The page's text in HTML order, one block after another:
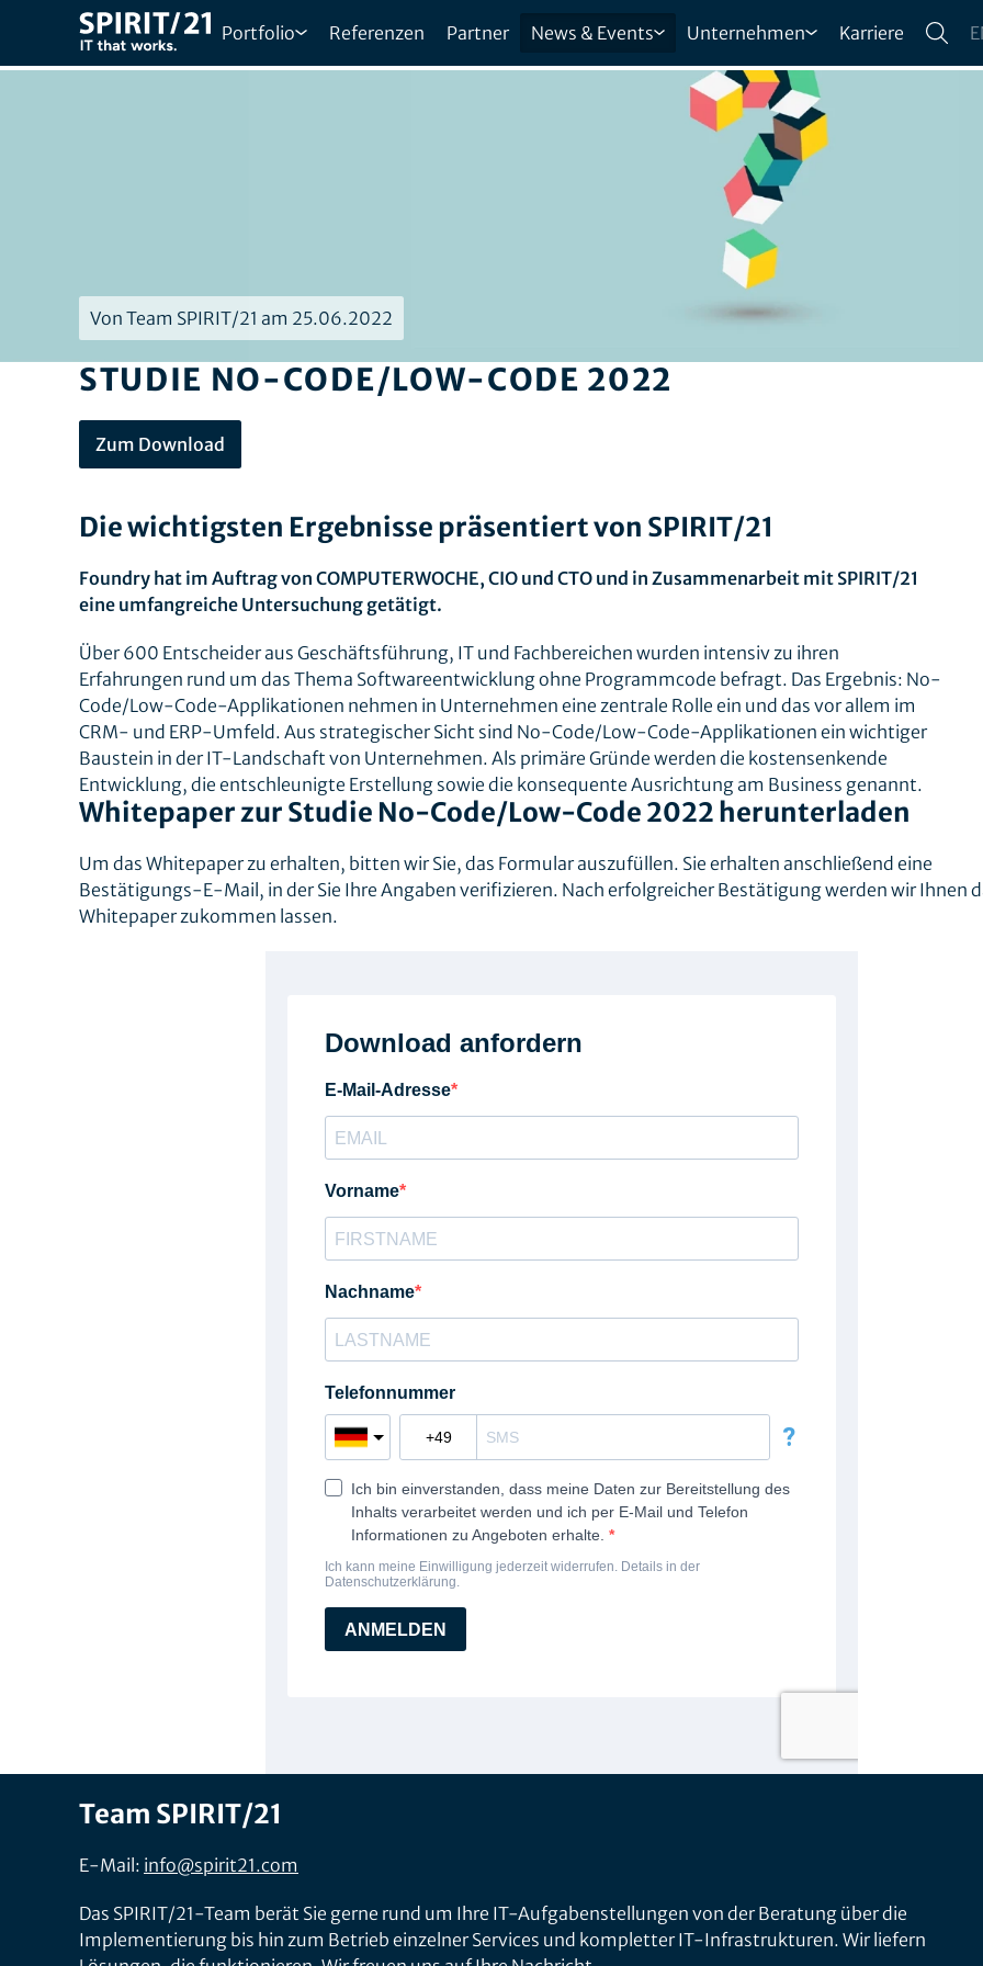
Portfolio Referenzen Partner News & Events Unternehmen Karriere
Von Team SPIRIT/21 am 25.06.2022
STUDIE NO-CODE/LOW-CODE 2022
Zum Download
Die wichtigsten Ergebnisse präsentiert von SPIRIT/21
Foundry hat im Auftrag von COMPUTERWOCHE, CIO und CTO und in Zusammenarbeit mit SPIRIT/21
eine umfangreiche Untersuchung getätigt.
Über 600 Entscheider aus Geschäftsführung, IT und Fachbereichen wurden intensiv zu ihren
Erfahrungen rund um das Thema Softwareentwicklung ohne Programmcode befragt. Das Ergebnis: No-
Code/Low-Code-Applikationen nehmen in Unternehmen eine zentrale Rolle ein und das vor allem im
CRM- und ERP-Umfeld. Aus strategischer Sicht sind No-Code/Low-Code-Applikationen ein wichtiger
Baustein in der IT-Landschaft von Unternehmen. Als primäre Gründe werden die kostensenkende
Entwicklung, die entschleunigte Erstellung sowie die konsequente Ausrichtung am Business genannt.
Whitepaper zur Studie No-Code/Low-Code 2022 herunterladen
Um das Whitepaper zu erhalten, bitten wir Sie, das Formular auszufüllen. Sie erhalten anschließend eine
Bestätigungs-E-Mail, in der Sie Ihre Angaben verifizieren. Nach erfolgreicher Bestätigung werden wir Ihnen
Whitepaper zukommen lassen.
Team SPIRIT/21
E-Mail: info@spirit21.com
Das SPIRIT/21-Team berät Sie gerne rund um Ihre IT-Aufgabenstellungen von der Beratung über die
Implementierung bis hin zum Betrieb einzelner Services und kompletter IT-Infrastrukturen. Wir liefern